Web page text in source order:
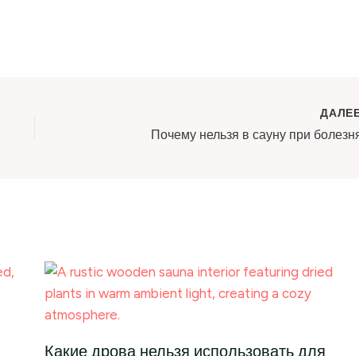
Почему нельзя в сауну при
Какие дрова нельзя использовать для